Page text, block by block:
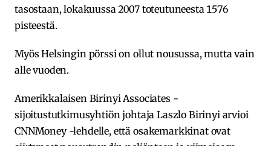
tasostaan, lokakuussa 2007 toteutuneesta 1576
pisteestä.
Myös Helsingin pörssi on ollut nousussa, mutta vain
alle vuoden.
Amerikkalaisen Birinyi Associates -
sijoitustutkimusyhtiön johtaja Laszlo Birinyi arvioi
CNNMoney -lehdelle, että osakemarkkinat ovat